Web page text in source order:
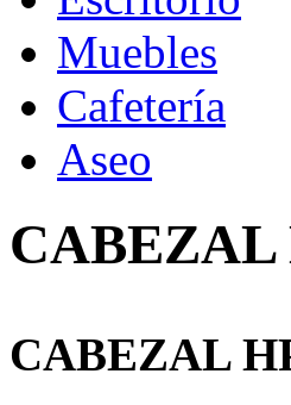
Muebles
Cafetería
Aseo
CABEZAL
CABEZAL